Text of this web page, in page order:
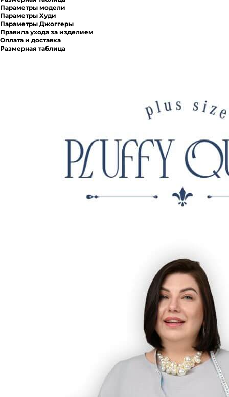
Параметры модели
Параметры Худи
Параметры Джоггеры
Правила ухода за изделием
Оплата и доставка
Размерная таблица